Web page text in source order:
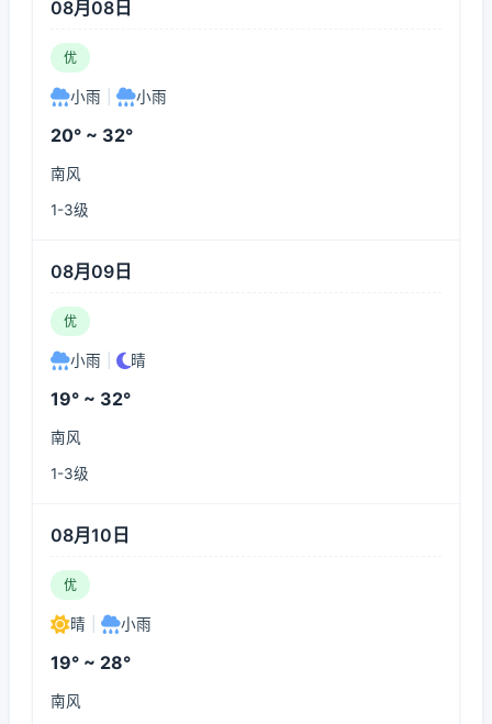
08月08日
优
小雨 小雨
20° ~ 32°
南风
1-3级
08月09日
优
小雨 晴
19° ~ 32°
南风
1-3级
08月10日
优
晴 小雨
19° ~ 28°
南风